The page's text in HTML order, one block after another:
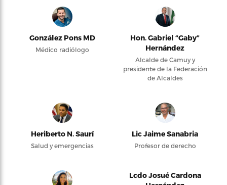
González Pons MD
Médico radiólogo
Hon. Gabriel “Gaby”
Hernández
Alcalde de Camuy y
presidente de la Federación
de Alcaldes
Heriberto N. Saurí
Salud y emergencias
Lic Jaime Sanabria
Profesor de derecho
Lcdo Josué Cardona